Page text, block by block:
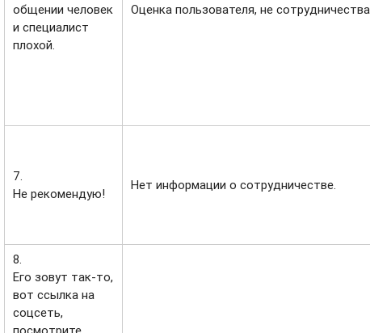
общении человек
и специалист
плохой.
Оценка пользователя, не сотрудничества.
7.
Не рекомендую!
Нет информации о сотрудничестве.
8.
Его зовут так-то,
вот ссылка на
соцсеть,